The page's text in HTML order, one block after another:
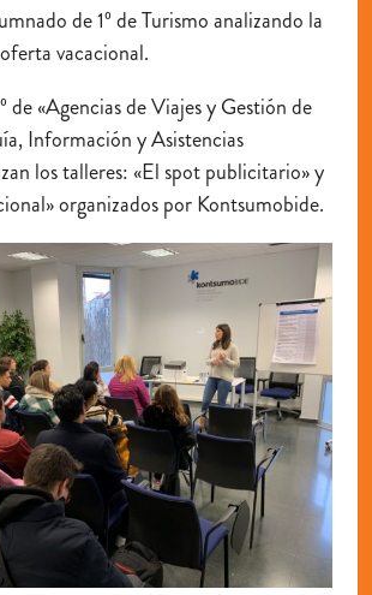
de 1º de Turismo analizando la
vacacional.
de «Agencias de Viajes y Gestión de
Información y Asistencias
los talleres: «El spot publicitario» y
organizados por Kontsumobide.